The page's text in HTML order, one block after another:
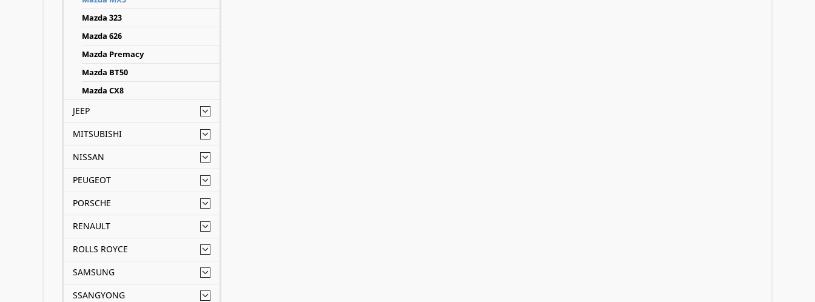
Mazda 323
Mazda 626
Mazda Premacy
Mazda BT50
Mazda CX8
JEEP
MITSUBISHI
NISSAN
PEUGEOT
PORSCHE
RENAULT
ROLLS ROYCE
SAMSUNG
SSANGYONG